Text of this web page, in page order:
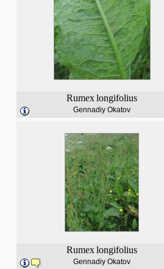
Rumexlongifolius
Gennadiy Okatov
Rumexlongifolius
Gennadiy Okatov